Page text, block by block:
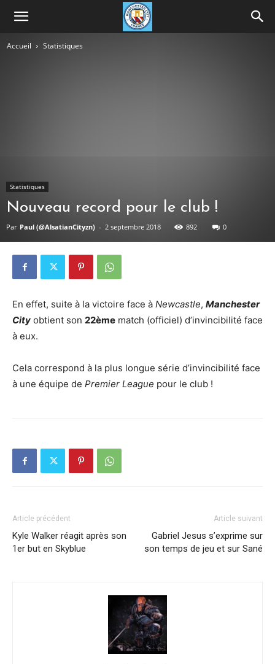
Accueil Statistiques
Statistiques
Nouveau record pour le club !
Par Paul (@AlsatianCityzn) - 2 septembre 2018 892 0
En effet, suite à la victoire face à Newcastle, Manchester
City obtient son 22ème match (officiel) d’invincibilité face
à eux.
Cela correspond à la plus longue série d’invincibilité face
à une équipe de Premier League pour le club !
Article précédent
Kyle Walker réagit après son
1er but en Skyblue
Article suivant
Gabriel Jesus s’exprime sur
son temps de jeu et sur Sané